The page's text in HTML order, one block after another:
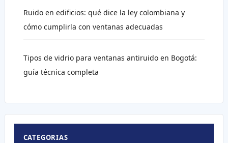
Ruido en edificios: qué dice la ley colombiana y
cómo cumplirla con ventanas adecuadas
Tipos de vidrio para ventanas antiruido en Bogotá:
guía técnica completa
CATEGORIAS